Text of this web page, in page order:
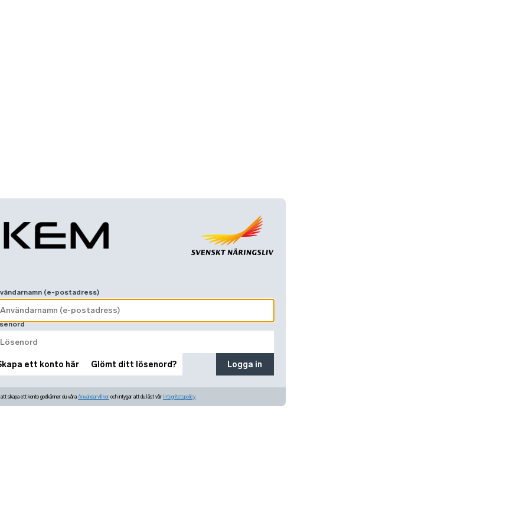
(e-postadress)
ett konto här Glömt ditt lösenord? Logga in
skapa ett konto godkänner du våra Användarvillkor och intygar att du läst vår Integritetspolicy.